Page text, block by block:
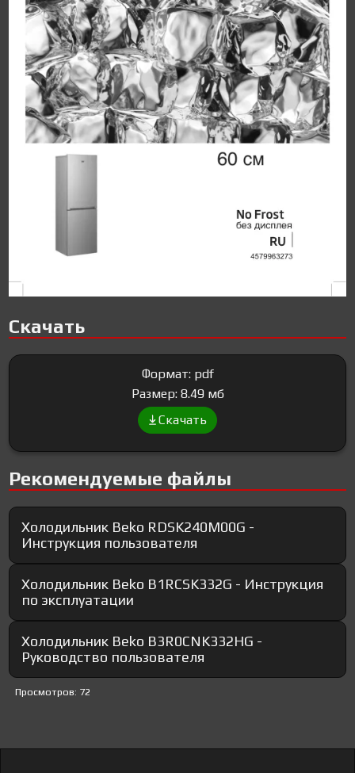
Скачать
Формат: pdf
Размер: 8.49 мб
Скачать
Рекомендуемые файлы
Холодильник Beko RDSK240M00G -
Инструкция пользователя
Холодильник Beko B1RCSK332G - Инструкция
по эксплуатации
Холодильник Beko B3R0CNK332HG -
Руководство пользователя
Просмотров: 72